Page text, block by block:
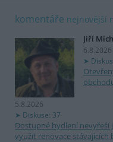
komentáře nejnovější
Jiří
6.8.2026
5.8.2026
Diskuse: 37
Dostupné bydlení nevyřeší
využít renovace stávajících